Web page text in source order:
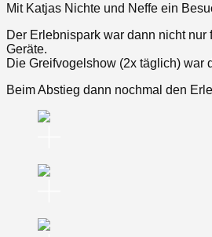
Mit Katjas Nichte und Neffe ein
Der Erlebnispark war dann nicht
Geräte.
Die Greifvogelshow (2x täglich)
Beim Abstieg dann nochmal den